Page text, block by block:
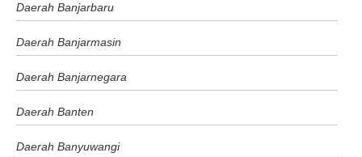
Daerah Banjarbaru
Daerah Banjarmasin
Daerah Banjarnegara
Daerah Banten
Daerah Banyuwangi